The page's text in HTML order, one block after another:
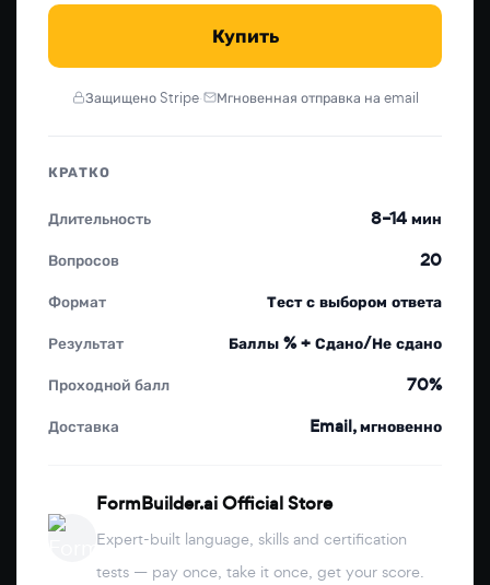
Купить
Защищено Stripe· Мгновенная отправка на email
КРАТКО
Длительность
8–14 мин
Вопросов
20
Формат
Тест с выбором ответа
Результат
Баллы % + Сдано/Не сдано
Проходной балл
70%
Доставка
Email, мгновенно
FormBuilder.ai Official Store
Expert-built language, skills and certification
tests — pay once, take it once, get your score.